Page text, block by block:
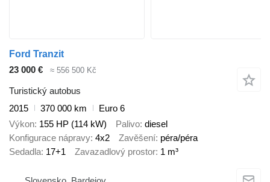
Ford Tranzit
23 000 €
≈ 556 500 Kč
Turistický autobus
2015
370 000 km
Euro 6
Výkon 155 HP (114 kW) Palivo diesel
Konfigurace nápravy 4x2 Zavěšení péra/péra
Sedadla 17+1 Zavazadlový prostor 1 m³